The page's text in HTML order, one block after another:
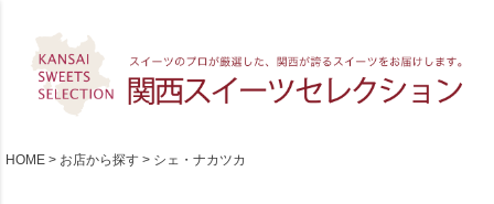
HOME お店から探す シェ・ナカツカ